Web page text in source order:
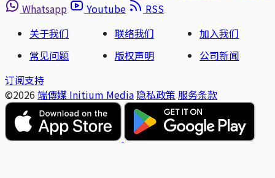
Whatsapp
Youtube
RSS
关于我们
联络我们
加入我们
常见问题
版权声明
公司新闻
订阅支持
©2026 端傳媒 Initium Media 隐私政策 服务条款